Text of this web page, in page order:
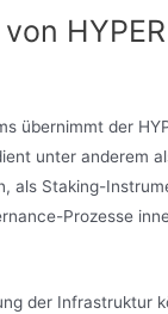
übernimmt der
unter anderem
als Staking-
Prozesse
der Infrastruktur